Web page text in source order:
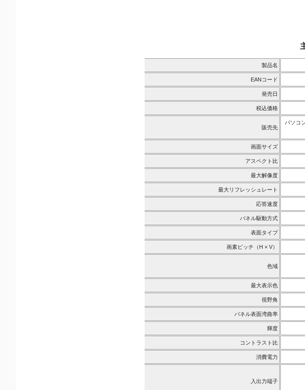
製品名
EANコード
発売日
税込価格
販売先
パソコ
画面サイズ
アスペクト比
最大解像度
最大リフレッシュレート
応答速度
パネル駆動方式
表面タイプ
画素ピッチ（H × V）
色域
最大表示色
視野角
パネル表面湾曲率
輝度
コントラスト比
消費電力
入出力端子